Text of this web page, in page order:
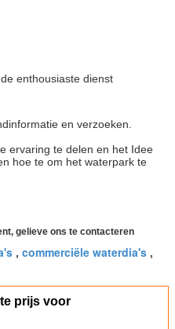
de enthousiaste dienst
en verzoeken.
ervaring te delen en het Idee
hoe te om het waterpark te
gelieve ons te contacteren
, commerciële waterdia's ,
prijs voor